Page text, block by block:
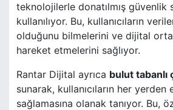
teknolojilerle donatılmış güvenlik
kullanılıyor. Bu, kullanıcıların
olduğunu bilmelerini ve dijital
hareket etmelerini sağlıyor.
Rantar Dijital ayrıca bulut tabanlı
sunarak, kullanıcıların her yerden
sağlamasına olanak tanıyor. Bu,